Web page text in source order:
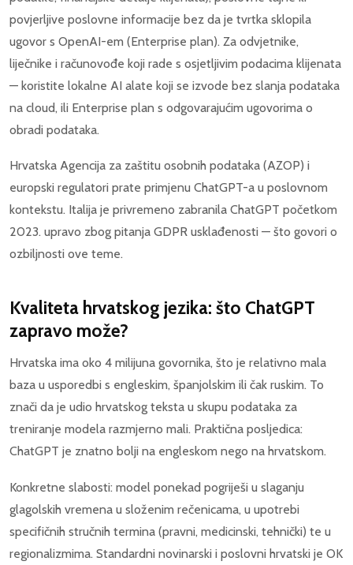
povjerljive poslovne informacije bez da je tvrtka sklopila
ugovor s OpenAI-em (Enterprise plan). Za odvjetnike,
liječnike i računovođe koji rade s osjetljivim podacima klijenata
— koristite lokalne AI alate koji se izvode bez slanja podataka
na cloud, ili Enterprise plan s odgovarajućim ugovorima o
obradi podataka.
Hrvatska Agencija za zaštitu osobnih podataka (AZOP) i
europski regulatori prate primjenu ChatGPT-a u poslovnom
kontekstu. Italija je privremeno zabranila ChatGPT početkom
2023. upravo zbog pitanja GDPR usklađenosti — što govori o
ozbiljnosti ove teme.
Kvaliteta hrvatskog jezika: što ChatGPT
zapravo može?
Hrvatska ima oko 4 milijuna govornika, što je relativno mala
baza u usporedbi s engleskim, španjolskim ili čak ruskim. To
znači da je udio hrvatskog teksta u skupu podataka za
treniranje modela razmjerno mali. Praktična posljedica:
ChatGPT je znatno bolji na engleskom nego na hrvatskom.
Konkretne slabosti: model ponekad pogriješi u slaganju
glagolskih vremena u složenim rečenicama, u upotrebi
specifičnih stručnih termina (pravni, medicinski, tehnički) te u
regionalizmima. Standardni novinarski i poslovni hrvatski je OK